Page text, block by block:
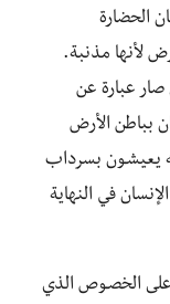
الحضارة
لأنها مذنبة.
صار عبارة عن
بباطن الأرض
يعيشـون بسرداب
في النهاية
على الخصـوص الذي